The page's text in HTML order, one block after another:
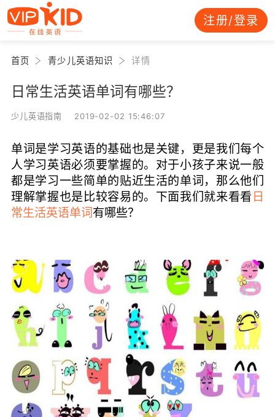
注册/登录
首页 青少儿英语知识 详情
日常生活英语单词有哪些？
少儿英语指南 2019-02-02 15:46:07
单词是学习英语的基础也是关键，更是我们每个
人学习英语必须要掌握的。对于小孩子来说一般
都是学习一些简单的贴近生活的单词，那么他们
理解掌握也是比较容易的。下面我们就来看看 日
常生活英语单词有哪些？